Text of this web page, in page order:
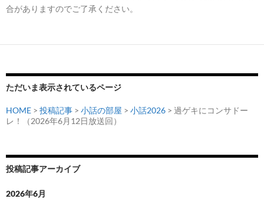
合がありますのでご了承ください。
ただいま表示されているページ
HOME > 投稿記事 > 小話の部屋 > 小話2026 > 過ゲキにコンサドー
レ！（2026年6月12日放送回）
投稿記事アーカイブ
2026年6月